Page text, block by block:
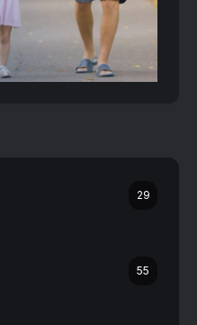
29
55